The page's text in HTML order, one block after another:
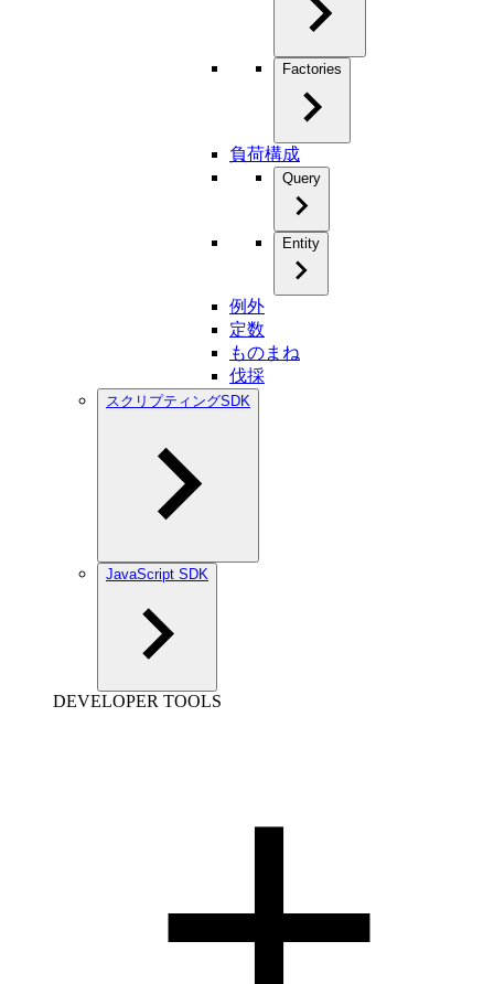
Factories
負荷構成
Query
Entity
例外
定数
ものまね
伐採
スクリプティングSDK
JavaScript SDK
DEVELOPER TOOLS